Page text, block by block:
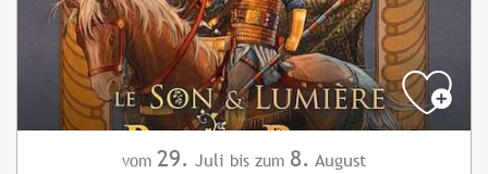
vom 29. Juli bis zum 8. August